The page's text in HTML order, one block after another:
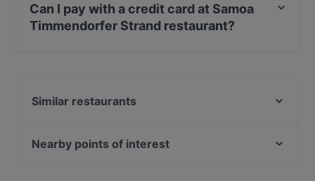
Can I pay with a credit card at Samoa
Timmendorfer Strand restaurant?
Similar restaurants
Grande Beach Café
Nearby points of interest